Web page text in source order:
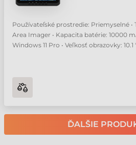
Používateľské prostredie: Priemyselné •
Area Imager • Kapacita batérie: 10000
Windows 11 Pro • Veľkosť obrazovky: 10.1
ĎALŠIE